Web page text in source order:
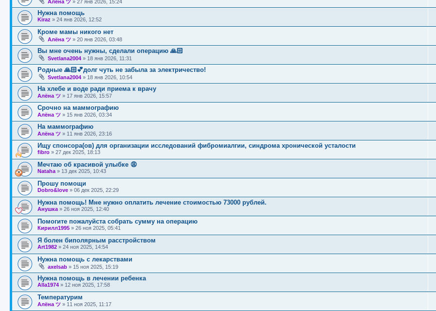
Алёна ツ » 27 янв 2026, 15:24
Нужна помощь
Kiraz » 24 янв 2026, 12:52
Кроме мамы никого нет
Алёна ツ » 20 янв 2026, 03:48
Вы мне очень нужны, сделали операцию 🙏🏻
Svetlana2004 » 18 янв 2026, 11:31
Родные 🙏🏻💕долг чуть не забыла за электричество!
Svetlana2004 » 18 янв 2026, 10:54
На хлебе и воде ради приема к врачу
Алёна ツ » 17 янв 2026, 15:57
Срочно на маммографию
Алёна ツ » 15 янв 2026, 03:34
На маммографию
Алёна ツ » 11 янв 2026, 23:16
Ищу спонсора(ов) для организации исследований фибромиалгии, синдрома хронической усталости
fibro » 27 дек 2025, 18:13
Мечтаю об красивой улыбке 😩
Nataha » 13 дек 2025, 10:43
Прошу помощи
Dobro&love » 06 дек 2025, 22:29
Нужна помощь! Мне нужно оплатить лечение стоимостью 73000 рублей.
Анушка » 26 ноя 2025, 12:40
Помогите пожалуйста собрать сумму на операцию
Кирилл1995 » 26 ноя 2025, 05:41
Я болен биполярным расстройством
Art1982 » 24 ноя 2025, 14:54
Нужна помощь с лекарствами
axelsab » 15 ноя 2025, 15:19
Нужна помощь в лечении ребенка
Alla1974 » 12 ноя 2025, 17:58
Температурим
Алёна ツ » 11 ноя 2025, 11:17